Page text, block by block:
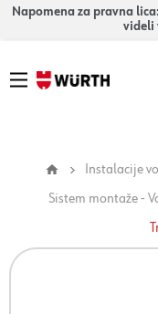
Napomena za pravna lica:
videli
Instalacije
Sistem montaže -